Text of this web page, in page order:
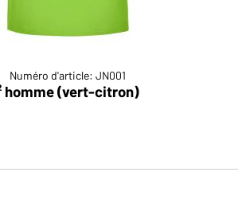
Numéro d'article: JN001
homme (vert-citron)